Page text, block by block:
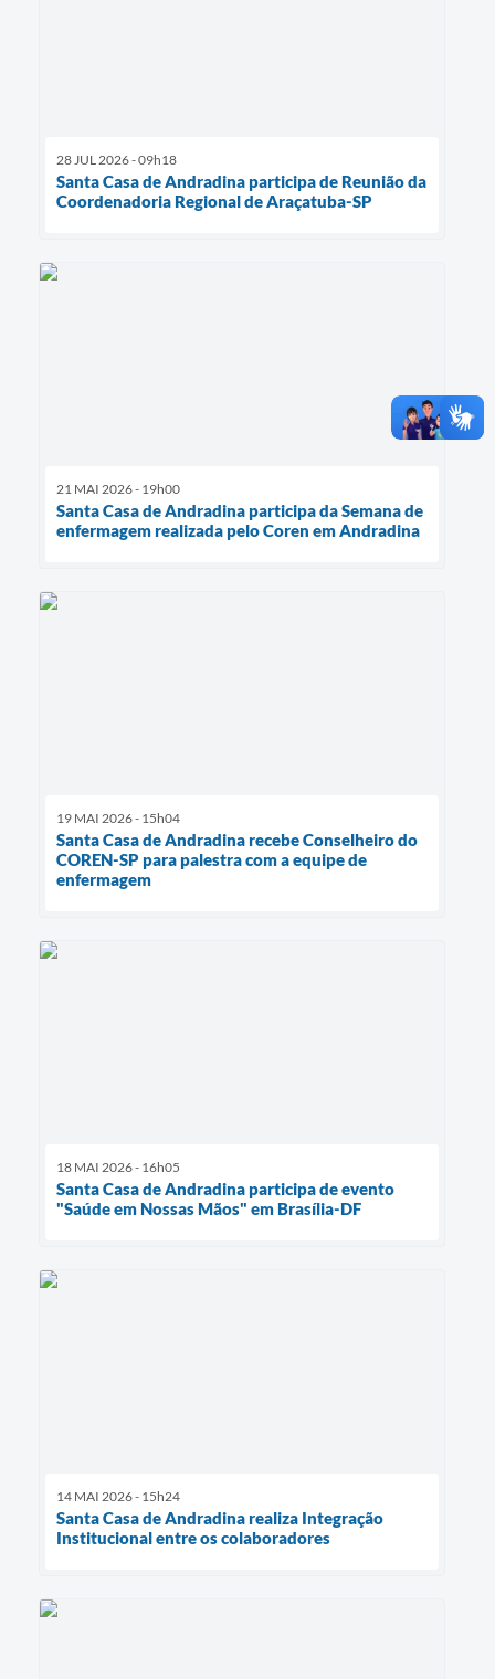
28 JUL 2026 - 09h18
Santa Casa de Andradina participa de Reunião da
Coordenadoria Regional de Araçatuba-SP
21 MAI 2026 - 19h00
Santa Casa de Andradina participa da Semana de
enfermagem realizada pelo Coren em Andradina
19 MAI 2026 - 15h04
Santa Casa de Andradina recebe Conselheiro do
COREN-SP para palestra com a equipe de
enfermagem
18 MAI 2026 - 16h05
Santa Casa de Andradina participa de evento
"Saúde em Nossas Mãos" em Brasília-DF
14 MAI 2026 - 15h24
Santa Casa de Andradina realiza Integração
Institucional entre os colaboradores